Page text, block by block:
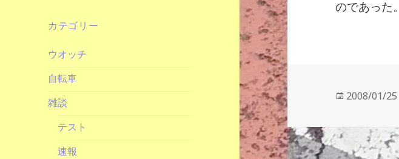
カテゴリー
ウオッチ
自転車
雑談
テスト
速報
のであった。
投
日:
2008/01/25